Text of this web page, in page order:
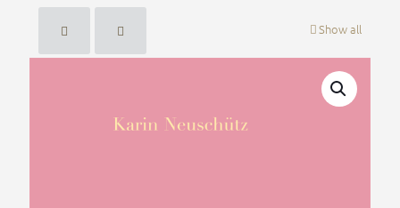
Show all